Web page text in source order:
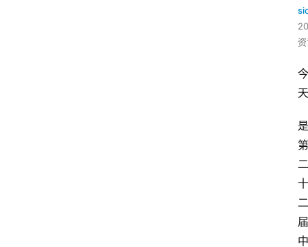
今
天
是
第
二
十
二
届
中